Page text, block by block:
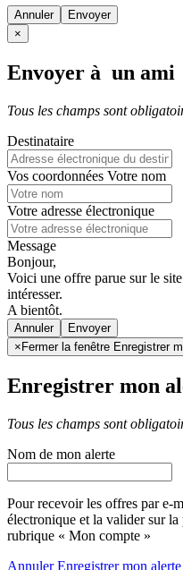
Annuler
×
Envoyer à un ami
Tous les champs sont
Destinataire
Vos coordonnées Votre nom
Votre adresse électronique
Message
Bonjour,
Voici une offre parue sur le
intéresser.
A bientôt.
Annuler
× Fermer la fenêtre Enregistrer
Enregistrer mon
Tous les champs sont
Nom de mon alerte
Pour recevoir les offres par e-
électronique et la valider sur la
rubrique « Mon compte »
AnnulerEnregistrer mon alerte